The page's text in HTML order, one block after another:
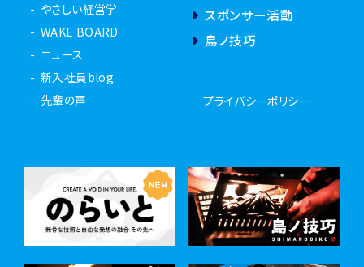
やさしい経営学
WAKE BOARD
ニュース
新入社員blog
先輩の声
スポンサー活動
島ノ技巧
プライバシーポリシー